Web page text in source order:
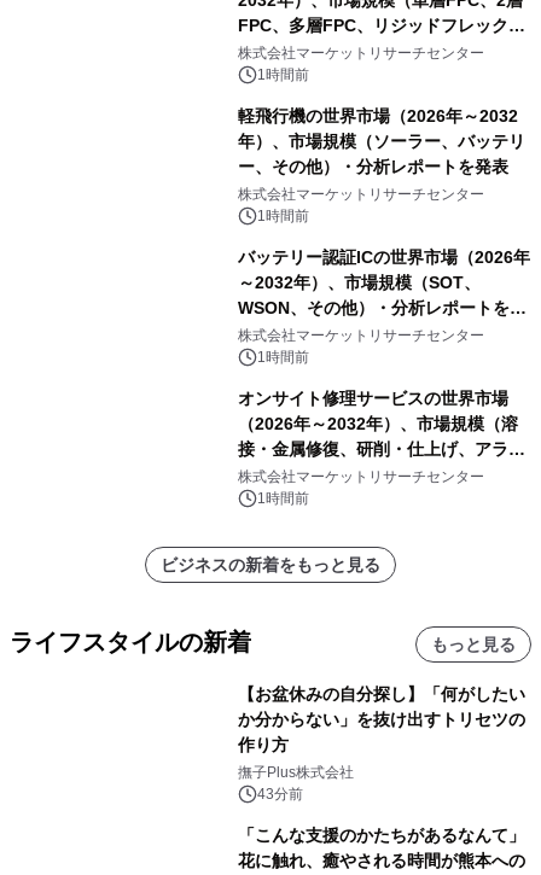
FPC、多層FPC、リジッドフレックス
PCB）・分析レポートを発表
株式会社マーケットリサーチセンター
1時間前
軽飛行機の世界市場（2026年～2032
年）、市場規模（ソーラー、バッテリ
ー、その他）・分析レポートを発表
株式会社マーケットリサーチセンター
1時間前
バッテリー認証ICの世界市場（2026年
～2032年）、市場規模（SOT、
WSON、その他）・分析レポートを発
表
株式会社マーケットリサーチセンター
1時間前
オンサイト修理サービスの世界市場
（2026年～2032年）、市場規模（溶
接・金属修復、研削・仕上げ、アライ
メント、その他）・分析レポートを発
表
株式会社マーケットリサーチセンター
1時間前
ビジネスの新着をもっと見る
ライフスタイルの新着 もっと見る
【お盆休みの自分探し】「何がしたい
か分からない」を抜け出すトリセツの
作り方
撫子Plus株式会社
43分前
「こんな支援のかたちがあるなんて」
花に触れ、癒やされる時間が熊本への